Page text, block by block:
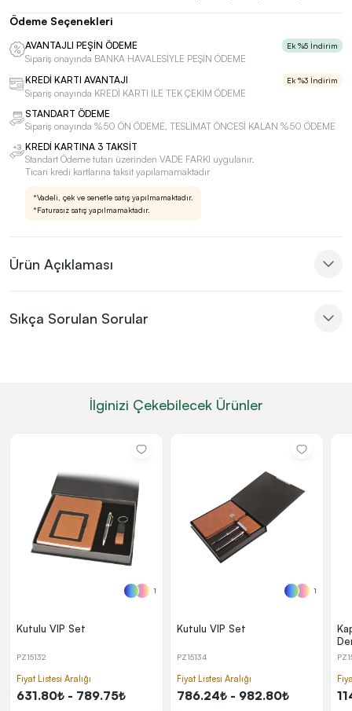
Ürün Açıklaması
Sıkça Sorulan Sorular
Ödeme Seçenekleri
AVANTAJLI PEŞİN ÖDEME Ek %5 İndirim
Sipariş onayında BANKA HAVALESİYLE PEŞİN ÖDEME
KREDİ KARTI AVANTAJI
Ek %3 İndirim
Sipariş onayında KREDİ KARTI İLE TEK ÇEKİM ÖDEME
STANDART ÖDEME
Sipariş onayında %50 ÖN ÖDEME, TESLİMAT ÖNCESİ KALAN %50 ÖDEME
KREDİ KARTINA 3 TAKSİT
Standart Ödeme tutarı üzerinden VADE FARKI uygulanır.
Ticari kredi kartlarına taksit yapılamamaktadır
*Vadeli, çek ve senetle satış yapılmamaktadır.
*Faturasız satış yapılmamaktadır.
İlginizi Çekebilecek Ürünler
1
Kutulu VIP Set
PZ15132
Fiyat Listesi Aralığı
631.80₺ - 789.75₺
1
Kutulu VIP Set
PZ15134
Fiyat Listesi Aralığı
786.24₺ - 982.80₺